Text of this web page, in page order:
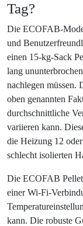
Tag?
Die ECOFAB-
und
einen 15-kg-Sack
lang
nachlegen müssen.
oben genannten
durchschnittliche
variieren kann.
die Heizung 12
schlecht isolierten
Die ECOFAB
einer Wi-Fi-
kann. Die robuste